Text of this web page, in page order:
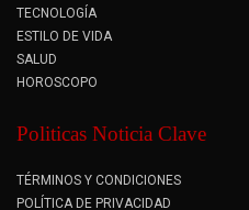
TECNOLOGÍA
ESTILO DE VIDA
SALUD
HOROSCOPO
Politicas Noticia Clave
TÉRMINOS Y CONDICIONES
POLÍTICA DE PRIVACIDAD